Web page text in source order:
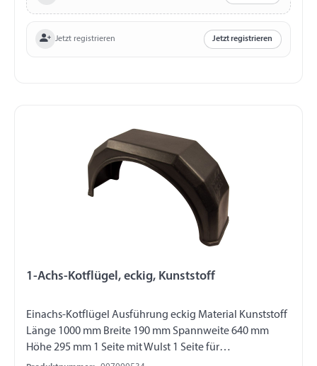
Jetzt registrieren Jetzt registrieren
1-Achs-Kotflügel, eckig, Kunststoff
Einachs-Kotflügel Ausführung eckig Material Kunststoff
Länge 1000 mm Breite 190 mm Spannweite 640 mm
Höhe 295 mm 1 Seite mit Wulst 1 Seite für
Bordwandbefestigung